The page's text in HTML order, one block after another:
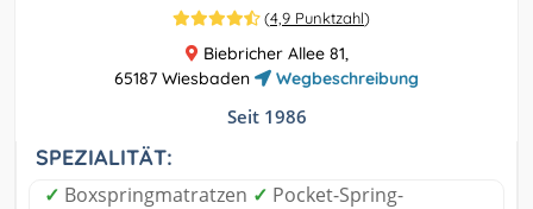
(4,9 Punktzahl)
Biebricher Allee 81,
65187 Wiesbaden
Wegbeschreibung
Seit 1986
SPEZIALITÄT:
✓ Boxspringmatratzen ✓ Pocket-Spring-